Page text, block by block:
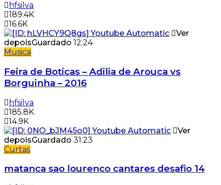
hfsilva
189.4K
16.6K
Ver
depoisGuardado 12:24
Musica
Feira de Boticas – Adilia de Arouca vs
Borguinha – 2016
hfsilva
185.8K
14.9K
Ver
depoisGuardado 31:23
Curtas
matanca sao lourenco cantares desafio 14